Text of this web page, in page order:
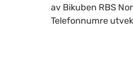
av Bikuben RBS
Telefonnumre